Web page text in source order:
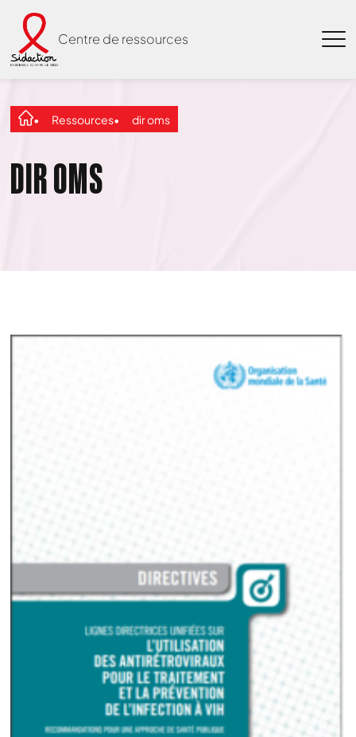
Centre de ressources
Ressources dir oms
DIR OMS